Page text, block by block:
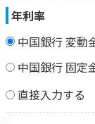
年利率
中国銀行 変動
中国銀行 固定
直接入力する